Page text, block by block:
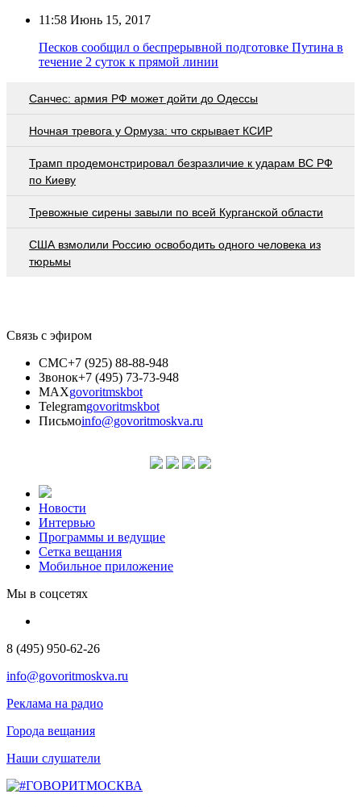
11:58 Июнь 15, 2017
Песков сообщил о беспрерывной подготовке Путина в
течение 2 суток к прямой линии
Санчес: армия РФ может дойти до Одессы
Ночная тревога у Ормуза: что скрывает КСИР
Трамп продемонстрировал безразличие к ударам ВС РФ
по Киеву
Тревожные сирены завыли по всей Курганской области
США взмолили Россию освободить одного человека из
тюрьмы
Связь с эфиром
СМС+7 (925) 88-88-948
Звонок+7 (495) 73-73-948
MAXgovoritmskbot
Telegramgovoritmskbot
Письмоinfo@govoritmoskva.ru
Новости
Интервью
Программы и ведущие
Сетка вещания
Мобильное приложение
Мы в соцсетях
8 (495) 950-62-26
info@govoritmoskva.ru
Реклама на радио
Города вещания
Наши слушатели